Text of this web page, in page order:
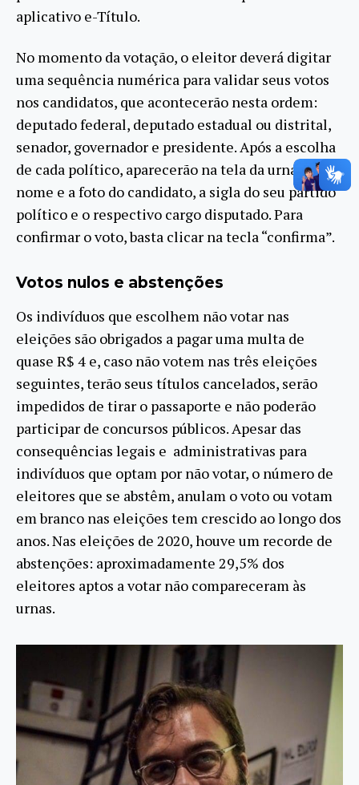
aplicativo e-Título.
No momento da votação, o eleitor deverá digitar
uma sequência numérica para validar seus votos
nos candidatos, que acontecerão nesta ordem:
deputado federal, deputado estadual ou distrital,
senador, governador e presidente. Após a escolha
de cada político, aparecerão na tela da urna o
nome e a foto do candidato, a sigla do seu partido
político e o respectivo cargo disputado. Para
confirmar o voto, basta clicar na tecla “confirma”.
Votos nulos e abstenções
Os indivíduos que escolhem não votar nas
eleições são obrigados a pagar uma multa de
quase R$ 4 e, caso não votem nas três eleições
seguintes, terão seus títulos cancelados, serão
impedidos de tirar o passaporte e não poderão
participar de concursos públicos. Apesar das
consequências legais e administrativas para
indivíduos que optam por não votar, o número de
eleitores que se abstêm, anulam o voto ou votam
em branco nas eleições tem crescido ao longo dos
anos. Nas eleições de 2020, houve um recorde de
abstenções: aproximadamente 29,5% dos
eleitores aptos a votar não compareceram às
urnas.